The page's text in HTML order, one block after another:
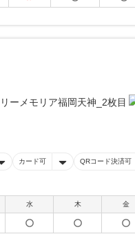
カード可 QRコード決済可
水 木 金